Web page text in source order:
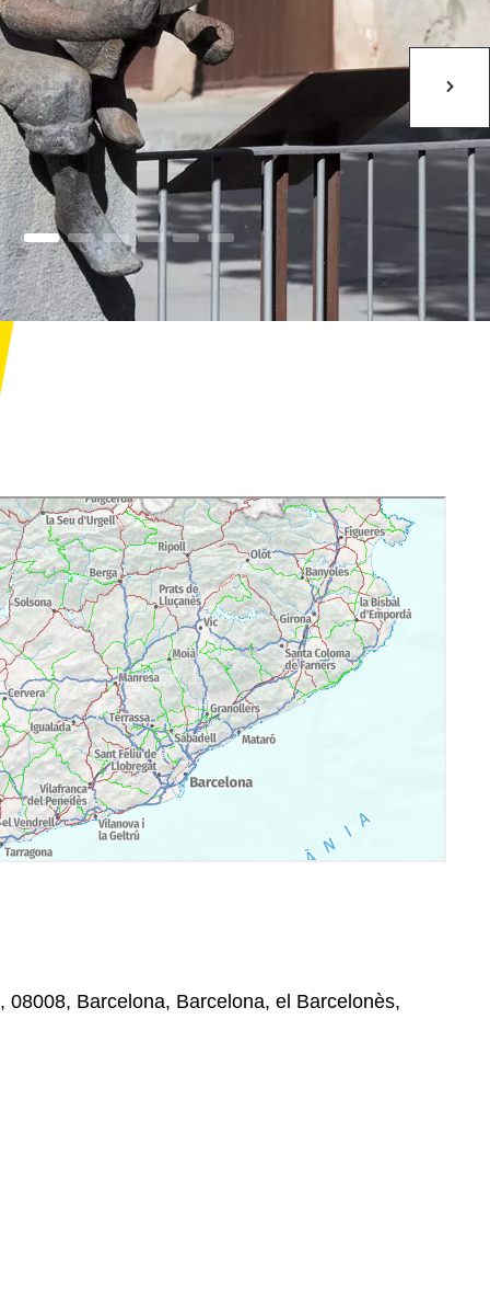
08008, Barcelona, Barcelona, el Barcelonès,